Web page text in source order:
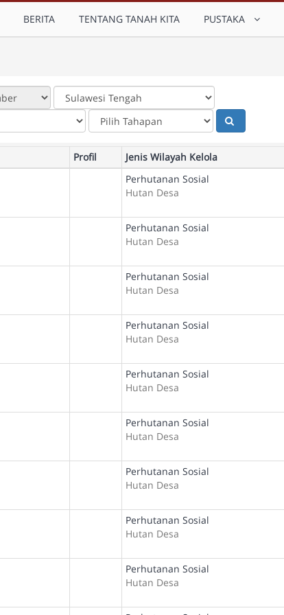
BERITA TENTANG TANAH KITA PUSTAKA
Profil Jenis Wilayah Kelola
Perhutanan Sosial
Hutan Desa
Perhutanan Sosial
Hutan Desa
Perhutanan Sosial
Hutan Desa
Perhutanan Sosial
Hutan Desa
Perhutanan Sosial
Hutan Desa
Perhutanan Sosial
Hutan Desa
Perhutanan Sosial
Hutan Desa
Perhutanan Sosial
Hutan Desa
Perhutanan Sosial
Hutan Desa